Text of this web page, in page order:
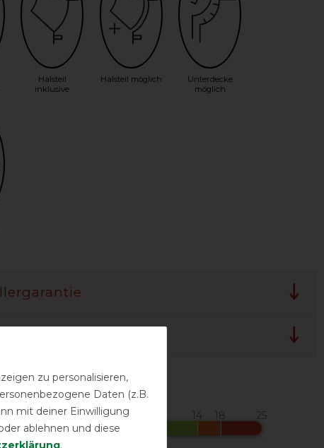
Halsteil
inklusive
Halsteil möglich
Unterdecke
möglich
in °C*
zu personalisieren,
Daten (z.B.
mit deiner Einwilligung
ablehnen und diese
.